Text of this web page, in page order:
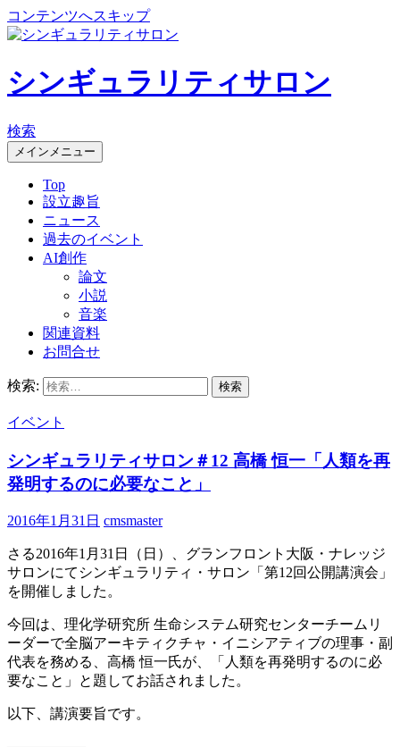
コンテンツへスキップ
シンギュラリティサロン
検索
メインメニュー
Top
設立趣旨
ニュース
過去のイベント
AI創作
論文
小説
音楽
関連資料
お問合せ
検索:
イベント
シンギュラリティサロン＃12 高橋 恒一「人類を再
発明するのに必要なこと」
2016年1月31日 cmsmaster
さる2016年1月31日（日）、グランフロント大阪・ナレッジ
サロンにてシンギュラリティ・サロン「第12回公開講演会」
を開催しました。
今回は、理化学研究所 生命システム研究センターチームリ
ーダーで全脳アーキティクチャ・イニシアティブの理事・副
代表を務める、高橋 恒一氏が、「人類を再発明するのに必
要なこと」と題してお話されました。
以下、講演要旨です。